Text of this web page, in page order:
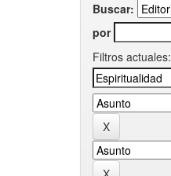
Buscar:
por
Filtros actuales: